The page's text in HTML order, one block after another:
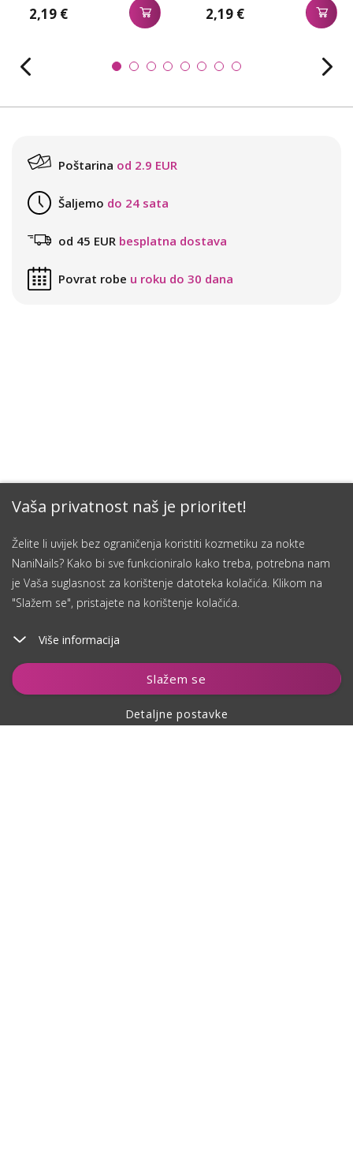
Vaša privatnost naš je prioritet!
Želite li uvijek bez ograničenja koristiti kozmetiku za nokte
NaniNails? Kako bi sve funkcioniralo kako treba, potrebna nam
je Vaša suglasnost za korištenje datoteka kolačića. Klikom na
"Slažem se", pristajete na korištenje kolačića.
Više informacija
Slažem se
Detaljne postavke
Dodaj u košaricu
2,19 € 2,19 €
Poštarina od 2.9 EUR
Šaljemo do 24 sata
od 45 EUR besplatna dostava
Povrat robe u roku do 30 dana